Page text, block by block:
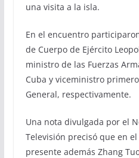
una visita a la isla.
En el encuentro
de Cuerpo de Ejército
ministro de las Fuerzas
Cuba y viceministro
General, respectivamente.
Una nota divulgada por el
Televisión precisó que en
presente además Zhang